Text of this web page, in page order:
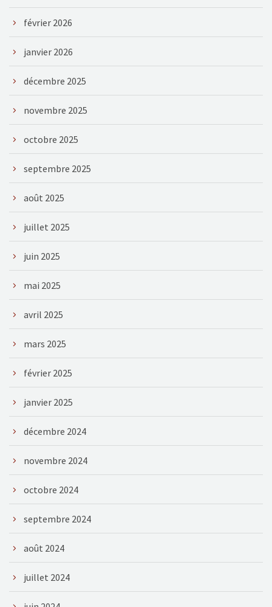
février 2026
janvier 2026
décembre 2025
novembre 2025
octobre 2025
septembre 2025
août 2025
juillet 2025
juin 2025
mai 2025
avril 2025
mars 2025
février 2025
janvier 2025
décembre 2024
novembre 2024
octobre 2024
septembre 2024
août 2024
juillet 2024